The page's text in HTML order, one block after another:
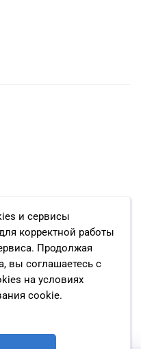
и сервисы
корректной работы
Продолжая
вы соглашаетесь с
на условиях
cookie.
Метрология
включена в базу
службе по